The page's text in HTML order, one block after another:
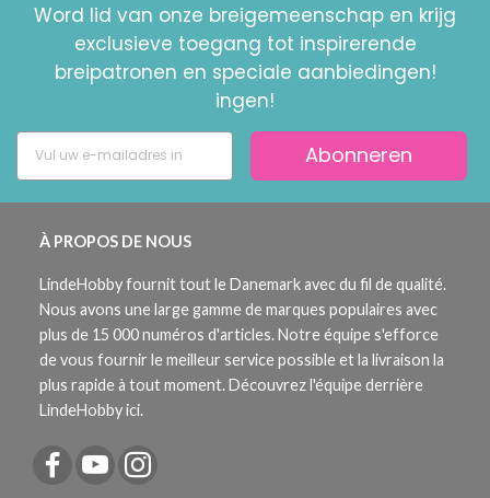
Word lid van onze breigemeenschap en krijg
exclusieve toegang tot inspirerende
breipatronen en speciale aanbiedingen!
ingen!
Abonneren
À PROPOS DE NOUS
LindeHobby fournit tout le Danemark avec du fil de qualité.
Nous avons une large gamme de marques populaires avec
plus de 15 000 numéros d'articles. Notre équipe s'efforce
de vous fournir le meilleur service possible et la livraison la
plus rapide à tout moment. Découvrez l'équipe derrière
LindeHobby ici.